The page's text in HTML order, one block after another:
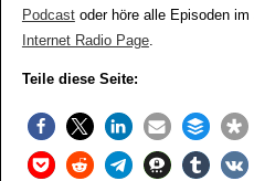
Podcastoder höre alle Episoden im
Internet Radio Page.
Teile diese Seite: